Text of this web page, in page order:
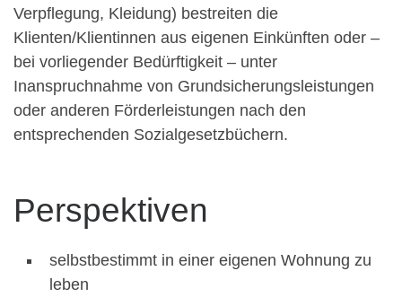
Verpflegung, Kleidung) bestreiten die
Klienten/Klientinnen aus eigenen Einkünften oder –
bei vorliegender Bedürftigkeit – unter
Inanspruchnahme von Grundsicherungsleistungen
oder anderen Förderleistungen nach den
entsprechenden Sozialgesetzbüchern.
Perspektiven
selbstbestimmt in einer eigenen Wohnung zu
leben